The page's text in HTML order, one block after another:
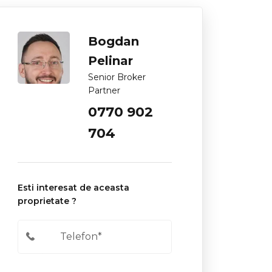
Bogdan
Pelinar
Senior Broker
Partner
0770 902
704
Esti interesat de aceasta
proprietate ?